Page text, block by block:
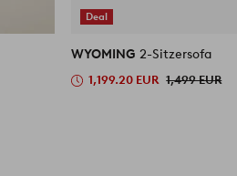
Deal
WYOMING 2-Sitzersofa
1,199.20 EUR 1,499 EUR